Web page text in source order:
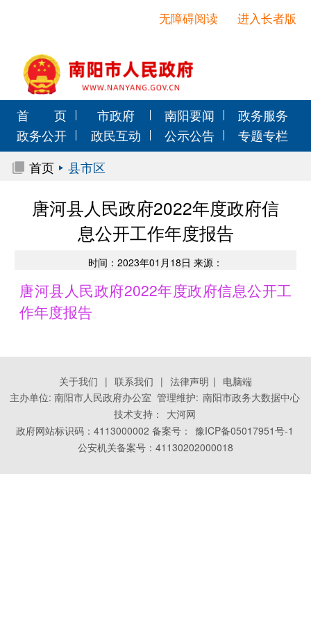
进入长者版
无障碍阅读
首 页 市政府 南阳要闻
政务服务
政务公开
政民互动 公示公告
专题专栏
首页
县市区
唐河县人民政府2022年度政府信
息公开工作年度报告
时间：2023年01月18日 来源：
唐河县人民政府2022年度政府信息公开工
作年度报告
关于我们 | 联系我们 | 法律声明 | 电脑端
主办单位: 南阳市人民政府办公室 管理维护: 南阳市政务大数据中心
技术支持：
大河网
政府网站标识码：4113000002 备案号： 豫ICP备05017951号-1
公安机关备案号：41130202000018